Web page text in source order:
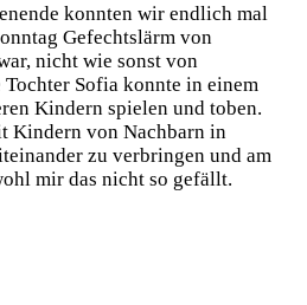
konnten wir endlich mal
Gefechtslärm von
nicht wie sonst von
Sofia konnte in einem
Kindern spielen und toben.
Kindern von Nachbarn in
zu verbringen und am
mir das nicht so gefällt.